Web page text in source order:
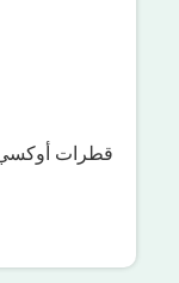
قطرات أوكسي